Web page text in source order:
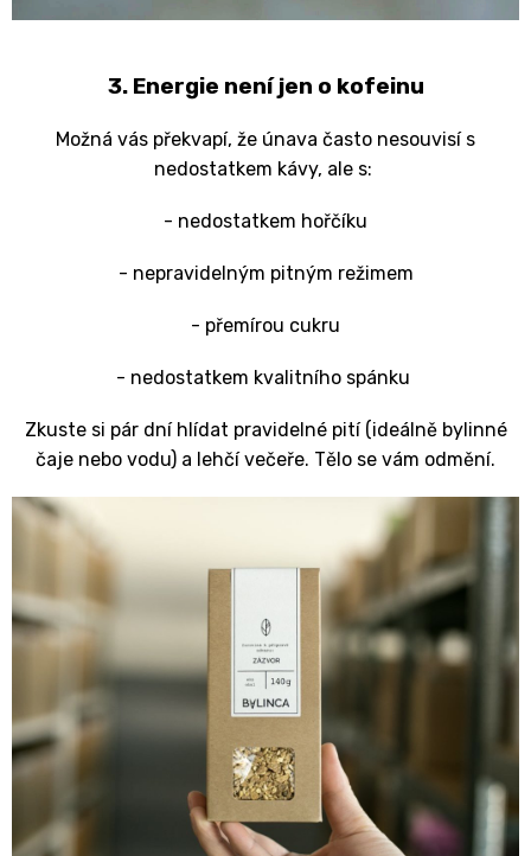
3. Energie není jen o kofeinu
Možná vás překvapí, že únava často nesouvisí s
nedostatkem kávy, ale s:
- nedostatkem hořčíku
- nepravidelným pitným režimem
- přemírou cukru
- nedostatkem kvalitního spánku
Zkuste si pár dní hlídat pravidelné pití (ideálně bylinné
čaje nebo vodu) a lehčí večeře. Tělo se vám odmění.